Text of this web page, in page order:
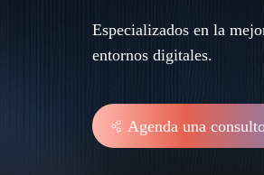
Especializados en la
entornos digitales.
Agenda una